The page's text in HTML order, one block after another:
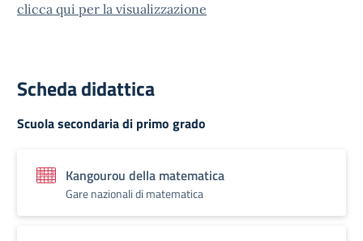
clicca qui per la visualizzazione
Scheda didattica
Scuola secondaria di primo grado
Kangourou della matematica
Gare nazionali di matematica